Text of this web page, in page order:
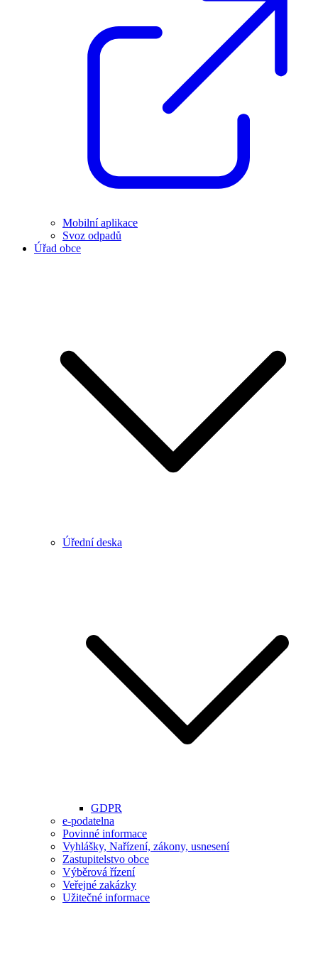
Mobilní aplikace
Svoz odpadů
Úřad obce
Úřední deska
GDPR
e-podatelna
Povinné informace
Vyhlášky, Nařízení, zákony, usnesení
Zastupitelstvo obce
Výběrová řízení
Veřejné zakázky
Užitečné informace